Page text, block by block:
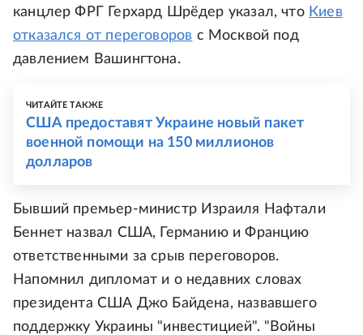
канцлер ФРГ Герхард Шрёдер указал, что Киев
отказался от переговоров с Москвой под
давлением Вашингтона.
ЧИТАЙТЕ ТАКЖЕ
США предоставят Украине новый пакет
военной помощи на 150 миллионов
долларов
Бывший премьер-министр Израиля Нафтали
Беннет назвал США, Германию и Францию
ответственными за срыв переговоров.
Напомнил дипломат и о недавних словах
президента США Джо Байдена, назвавшего
поддержку Украины "инвестицией". "Войны